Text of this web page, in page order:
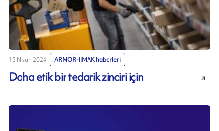
15 Nisan 2024 ARMOR-IIMAK haberleri
Daha etik bir tedarik zinciri için